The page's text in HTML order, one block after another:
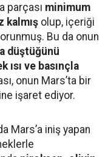
parçası minimum
kalmış olup, içeriği
Bu da onun
düştüğünü
ısı ve basınçla
onun Mars’ta bir
işaret ediyor.
Mars’a iniş yapan